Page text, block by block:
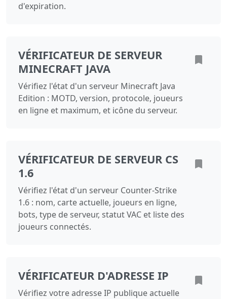
d'expiration.
VÉRIFICATEUR DE SERVEUR
MINECRAFT JAVA
Vérifiez l'état d'un serveur Minecraft Java
Edition : MOTD, version, protocole, joueurs
en ligne et maximum, et icône du serveur.
VÉRIFICATEUR DE SERVEUR CS
1.6
Vérifiez l'état d'un serveur Counter-Strike
1.6 : nom, carte actuelle, joueurs en ligne,
bots, type de serveur, statut VAC et liste des
joueurs connectés.
VÉRIFICATEUR D'ADRESSE IP
Vérifiez votre adresse IP publique actuelle